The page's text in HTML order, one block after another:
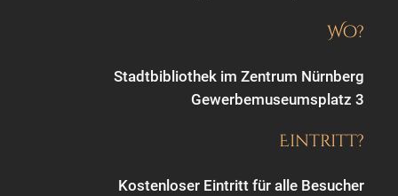
Wo?
Stadtbibliothek im Zentrum Nürnberg
Gewerbemuseumsplatz 3
Eintritt?
Kostenloser Eintritt für alle Besucher